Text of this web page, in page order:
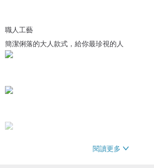
職人工藝
簡潔俐落的大人款式，給你最珍視的人
閱讀更多